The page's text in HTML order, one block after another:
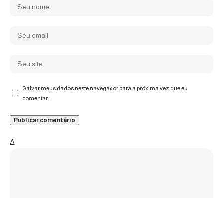
Salvar meus dados neste navegador para a próxima vez que eu
comentar.
Δ